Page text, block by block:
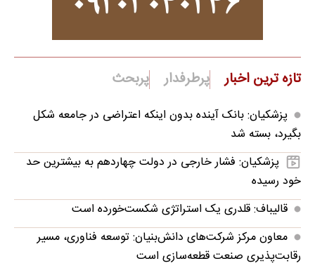
تازه ترین اخبار پرطرفدار پربحث
پزشکیان: بانک آینده بدون اینکه اعتراضی در جامعه شکل
بگیرد، بسته شد
پزشکیان: فشار خارجی در دولت چهاردهم به بیشترین حد
خود رسیده
قالیباف: قلدری یک استراتژی شکست‌خورده است
معاون مرکز شرکت‌های دانش‌بنیان: توسعه فناوری، مسیر
رقابت‌پذیری صنعت قطعه‌سازی است